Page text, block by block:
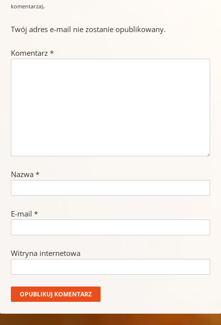
komentarza).
Twój adres e-mail nie zostanie opublikowany.
Komentarz *
Nazwa *
E-mail *
Witryna internetowa